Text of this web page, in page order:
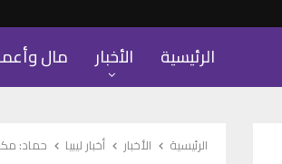
الرئيسية الأخبار مال
الرئيسية الأخبار أخبار ليبيا حماد: